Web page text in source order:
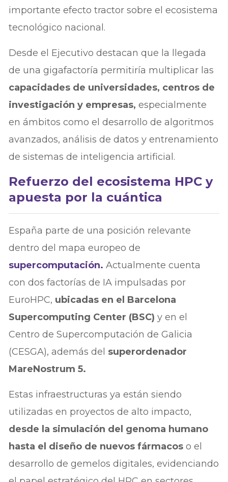
importante efecto tractor sobre el ecosistema
tecnológico nacional.
Desde el Ejecutivo destacan que la llegada
de una gigafactoría permitiría multiplicar las
capacidades de universidades, centros de
investigación y empresas, especialmente
en ámbitos como el desarrollo de algoritmos
avanzados, análisis de datos y entrenamiento
de sistemas de inteligencia artificial.
Refuerzo del ecosistema HPC y
apuesta por la cuántica
España parte de una posición relevante
dentro del mapa europeo de
supercomputación. Actualmente cuenta
con dos factorías de IA impulsadas por
EuroHPC, ubicadas en el Barcelona
Supercomputing Center (BSC)y en el
Centro de Supercomputación de Galicia
(CESGA), además del superordenador
MareNostrum 5.
Estas infraestructuras ya están siendo
utilizadas en proyectos de alto impacto,
desde la simulación del genoma humano
hasta el diseño de nuevos fármacoso el
desarrollo de gemelos digitales, evidenciando